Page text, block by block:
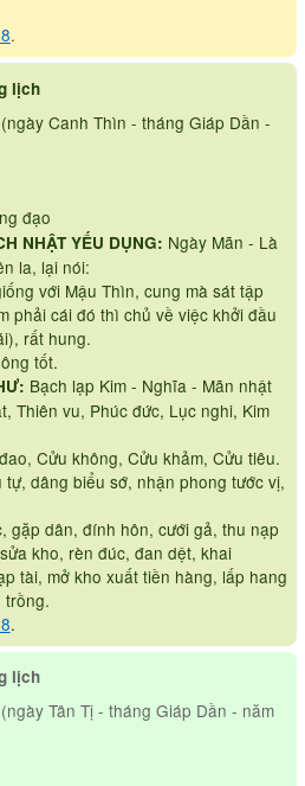
.
lịch
Canh Thìn - tháng Giáp Dần -
đạo
NHẬT YẾU DỤNG: Ngày Mãn - Là
la, lại nói:
với Mậu Thìn, cung mà sát tập
phải cái đó thì chủ về việc khởi đầu
rất hung.
tốt.
Bạch lạp Kim - Nghĩa - Mãn nhật
Thiên vu, Phúc đức, Lục nghi, Kim
Cửu không, Cửu khảm, Cửu tiêu.
dâng biểu sớ, nhận phong tước vị,
gặp dân, đính hôn, cưới gả, thu nạp
kho, rèn đúc, đan dệt, khai
tài, mở kho xuất tiền hàng, lấp hang
trồng.
.
lịch
Tân Tị - tháng Giáp Dần - năm